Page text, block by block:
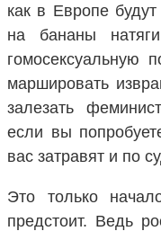
как в Европе
на бананы
гомосексуальную
маршировать
залезать
если вы
вас затравят и по
Это только
предстоит. Ведь